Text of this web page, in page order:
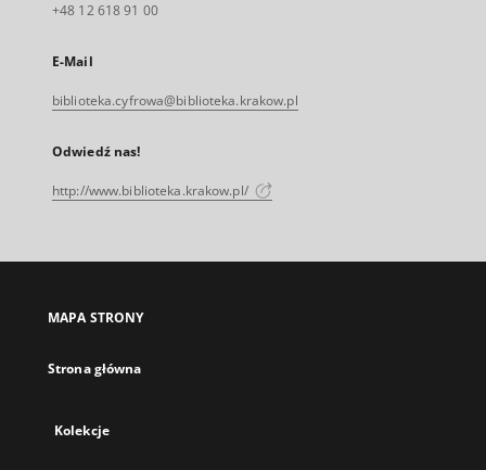
+48 12 618 91 00
E-Mail
biblioteka.cyfrowa@biblioteka.krakow.pl
Odwiedź nas!
http://www.biblioteka.krakow.pl/
MAPA STRONY
Strona główna
Kolekcje